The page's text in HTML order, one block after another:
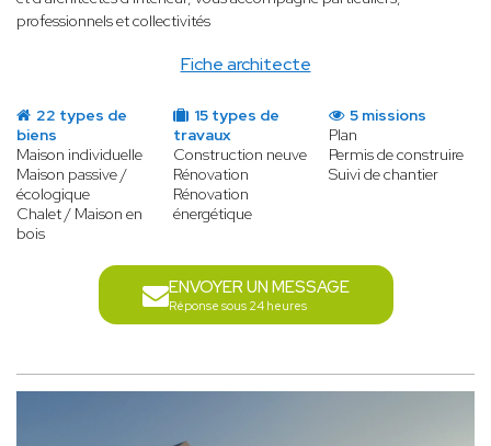
Fiche architecte
professionnels et collectivités
22 types de
biens
Maison individuelle
Maison passive /
écologique
Chalet / Maison en
bois
15 types de
travaux
Construction neuve
Rénovation
Rénovation
énergétique
5 missions
Plan
Permis de construire
Suivi de chantier
ENVOYER UN MESSAGE
Réponse sous 24 heures